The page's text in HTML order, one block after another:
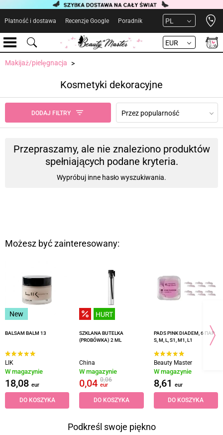
Płatność i dostawa Recenzje Google Poradnik PL
EUR
Makijaż/pielęgnacja
Kosmetyki dekoracyjne
DODAJ FILTRY Przez popularność
Przepraszamy, ale nie znaleziono produktów
spełniających podane kryteria.
Wypróbuj inne hasło wyszukiwania.
Możesz być zainteresowany:
New
BALSAM BALM 13
LIK
W magazynie
18,08 eur
DO KOSZYKA
HURT
SZKLANA BUTELKA
(PROBÓWKA) 2 ML
China
W magazynie
0,040,06
eur
DO KOSZYKA
PADS PINK DIADEM, 6 ПАР
S, M, L, S1, M1, L1
Beauty Master
W magazynie
8,61 eur
DO KOSZYKA
Podkreśl swoje piękno